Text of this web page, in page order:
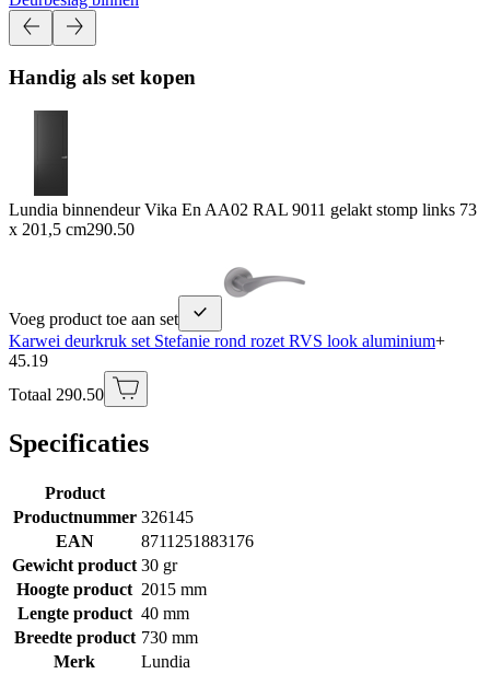
Handig als set kopen
Lundia binnendeur Vika En AA02 RAL 9011 gelakt stomp links 73
x 201,5 cm290.50
Voeg product toe aan set
Karwei deurkruk set Stefanie rond rozet RVS look aluminium+
45.19
Totaal 290.50
Specificaties
Product
Productnummer 326145
EAN
8711251883176
Gewicht product 30 gr
Hoogte product 2015 mm
Lengte product 40 mm
Breedte product 730 mm
Merk
Lundia